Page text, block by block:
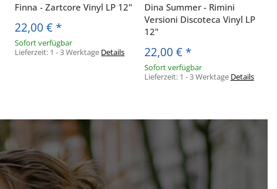
Finna - Zartcore Vinyl LP 12"
22,00 € *
Sofort verfügbar
Lieferzeit: 1 - 3 Werktage Details
Dina Summer - Rimini
Versioni Discoteca Vinyl LP
12"
22,00 € *
Sofort verfügbar
Lieferzeit: 1 - 3 Werktage Details